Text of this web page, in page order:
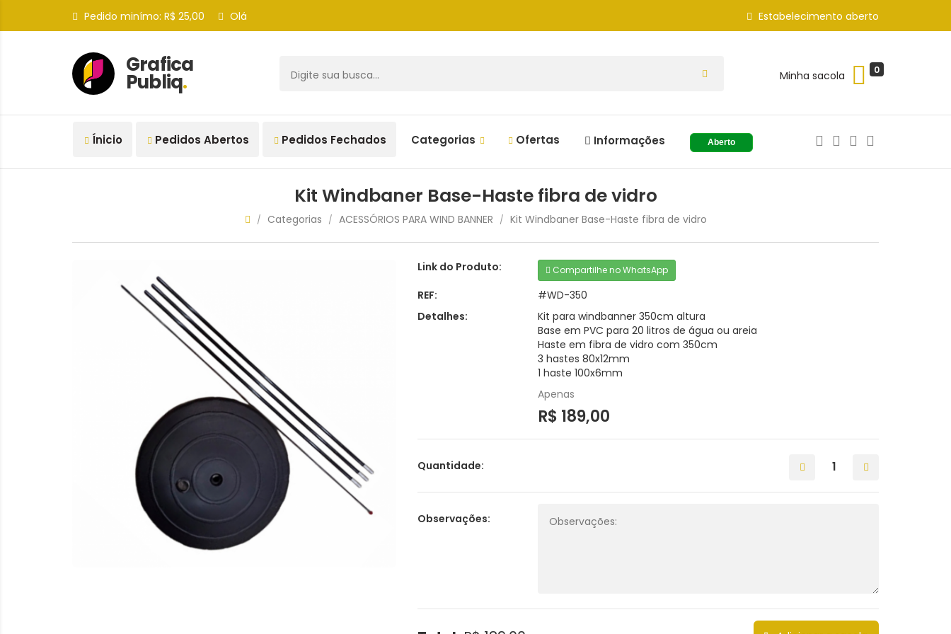
Pedido minímo: R$ 25,00 Olá Estabelecimento aberto
Grafica
Publiq. Minha sacola 0
Ínicio Pedidos Abertos Pedidos Fechados Categorias Ofertas Informações Aberto
Kit Windbaner Base-Haste fibra de vidro
/ Categorias / ACESSÓRIOS PARA WIND BANNER / Kit Windbaner Base-Haste fibra de vidro
Link do Produto: Compartilhe no WhatsApp
REF:
#WD-350
Detalhes:
Kit para windbanner 350cm altura
Base em PVC para 20 litros de água ou areia
Haste em fibra de vidro com 350cm
3 hastes 80x12mm
1 haste 100x6mm
Apenas
R$ 189,00
Quantidade:
Observações: